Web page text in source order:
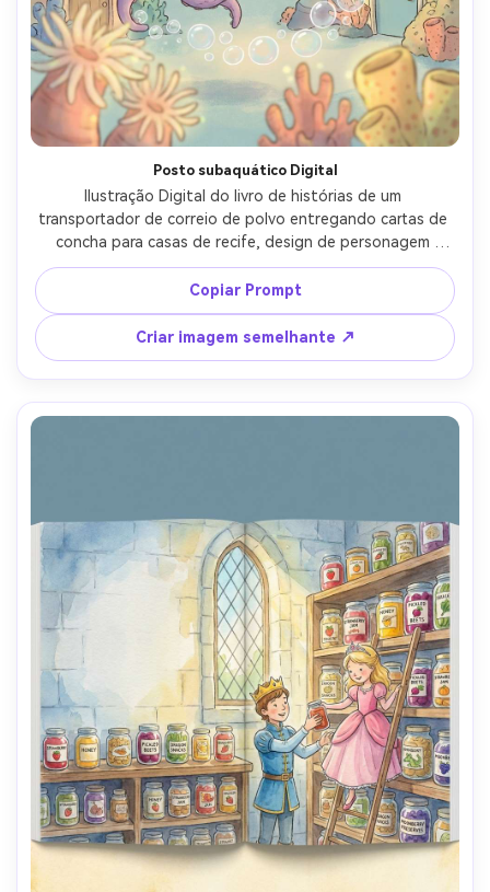
Posto subaquático Digital
Ilustração Digital do livro de histórias de um
transportador de correio de polvo entregando cartas de
concha para casas de recife, design de personagem
caprichoso, textura desenhada à mão, paleta brilhante
mas suave, formas de silhueta claras, bolhas como linhas
de liderança, personagem consistente através das
páginas, espaço para texto na água superior, lente de
85mm, profundidade de campo rasa, iluminação
cinematográfica suave-AR 4:5
Copiar Prompt
Criar imagem semelhante ↗